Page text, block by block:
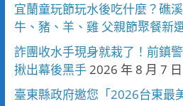
宜蘭童玩節玩水後吃什麼？礁
牛、豬、羊、雞 父親節聚餐新
詐團收水手現身就栽了！前鎮
揪出幕後黑手2026 年 8 月 7 日
臺東縣政府邀您「2026台東最